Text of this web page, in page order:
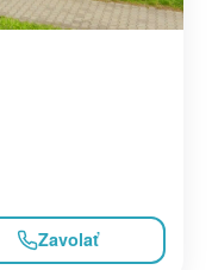
Zavolať